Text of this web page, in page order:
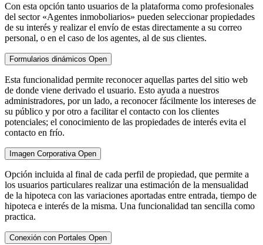
Con esta opción tanto usuarios de la plataforma como profesionales
del sector «Agentes inmoboliarios» pueden seleccionar propiedades
de su interés y realizar el envío de estas directamente a su correo
personal, o en el caso de los agentes, al de sus clientes.
Formularios dinámicos Open
Esta funcionalidad permite reconocer aquellas partes del sitio web
de donde viene derivado el usuario. Esto ayuda a nuestros
administradores, por un lado, a reconocer fácilmente los intereses de
su público y por otro a facilitar el contacto con los clientes
potenciales; el conocimiento de las propiedades de interés evita el
contacto en frío.
Imagen Corporativa Open
Opción incluida al final de cada perfil de propiedad, que permite a
los usuarios particulares realizar una estimación de la mensualidad
de la hipoteca con las variaciones aportadas entre entrada, tiempo de
hipoteca e interés de la misma. Una funcionalidad tan sencilla como
practica.
Conexión con Portales Open